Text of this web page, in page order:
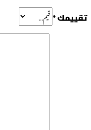
تقييمك*